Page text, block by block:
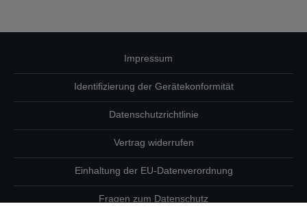
Impressum
Identifizierung der Gerätekonformität
Datenschutzrichtlinie
Vertrag widerrufen
Einhaltung der EU-Datenverordnung
Fragen zum Datenschutz